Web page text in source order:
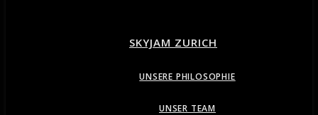
SKYJAM ZURICH
UNSERE PHILOSOPHIE
UNSER TEAM